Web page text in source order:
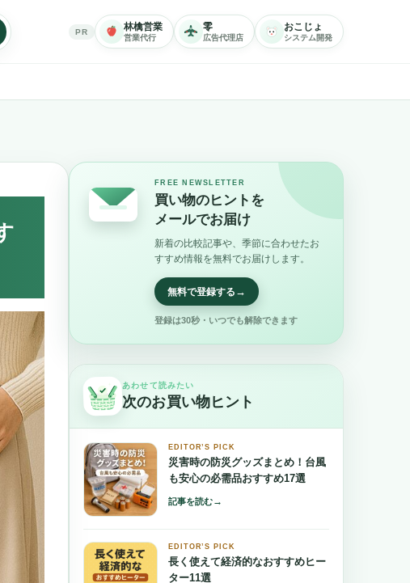
PR
林檎営業
営業代行
零
広告代理店
おこじょ
システム開発
FREE NEWSLETTER
買い物のヒントを
メールでお届け
新着の比較記事や、季節に合わせたお
すすめ情報を無料でお届けします。
無料で登録する →
登録は30秒・いつでも解除できます
あわせて読みたい
次のお買い物ヒント
EDITOR’S PICK
災害時の防災グッズまとめ！台風
も安心の必需品おすすめ17選
記事を読む→
EDITOR’S PICK
長く使えて経済的なおすすめヒー
ター11選